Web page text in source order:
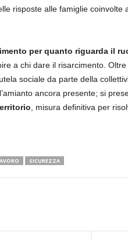
risposte alle famiglie coinvolte
per quanto riguarda il
a chi dare il risarcimento.
sociale da parte della
ancora presente; si
, misura definitiva per
SICUREZZA